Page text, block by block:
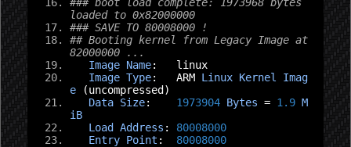
loaded to 0x82000000
### SAVE TO 80008000 !
## Booting kernel from Legacy Image at
82000000 ...
Image Name:
   linux
Image Type:
   ARM
Linux Kernel
Imag
e
(uncompressed )
Data Size: 1973904 Bytes = 1.9 M
iB
Load
Address :
80008000
Entry Point : 80008000